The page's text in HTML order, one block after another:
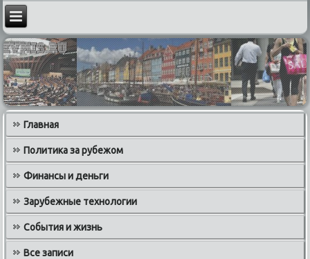
Главная
Политика за рубежом
Финансы и деньги
Зарубежные технологии
События и жизнь
Все записи